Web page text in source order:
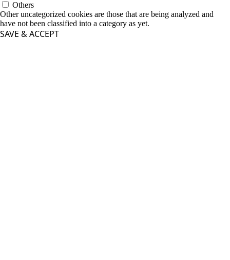
Others
Other uncategorized cookies are those that are being analyzed and
have not been classified into a category as yet.
SAVE & ACCEPT